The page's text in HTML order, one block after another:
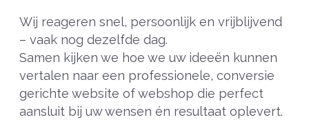
Wij reageren snel, persoonlijk en vrijblijvend
– vaak nog dezelfde dag.
Samen kijken we hoe we uw ideeën kunnen
vertalen naar een professionele, conversie
gerichte website of webshop die perfect
aansluit bij uw wensen én resultaat oplevert.